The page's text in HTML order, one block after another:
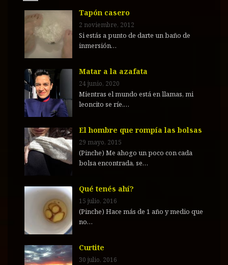
Tapón casero
2 noviembre, 2012
Si estás a punto de darte un baño de
inmersión…
Matar a la azafata
24 junio, 2020
Mientras el mundo está en llamas, mi
leoncito se ríe.…
El hombre que rompía las bolsas
29 mayo, 2015
(Pinche) Me ahogo un poco con cada
bolsa encontrada, se…
Qué tenés ahí?
15 julio, 2016
(Pinche) Hace más de 1 año y medio que
no…
Curtite
30 julio, 2016